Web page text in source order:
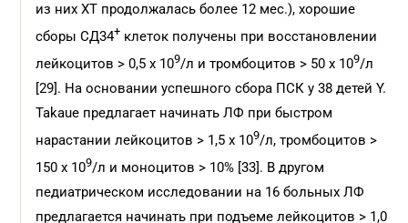
из них ХТ продолжалась более 12 мес.), хорошие
сборы СД34+ клеток получены при восстановлении
лейкоцитов > 0,5 х 109/л и тромбоцитов > 50 х 109/л
[29]. На основании успешного сбора ПСК у 38 детей Y.
Takaue предлагает начинать ЛФ при быстром
нарастании лейкоцитов > 1,5 х 109/л, тромбоцитов >
150 х 109/л и моноцитов > 10% [33]. В другом
педиатрическом исследовании на 16 больных ЛФ
предлагается начинать при подъеме лейкоцитов > 1,0